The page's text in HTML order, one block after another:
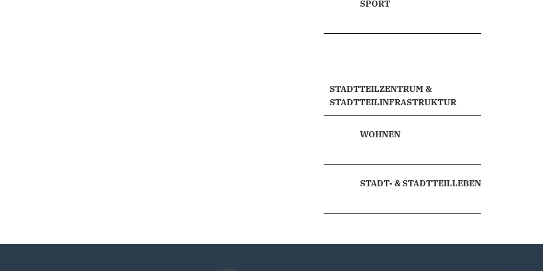
SPORT
STADTTEILZENTRUM &
STADTTEILINFRASTRUKTUR
WOHNEN
STADT- & STADTTEILLEBEN